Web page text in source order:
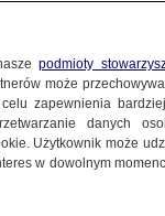
podmioty
może
zapewnienia
danych
Użytkownik może
w dowolnym